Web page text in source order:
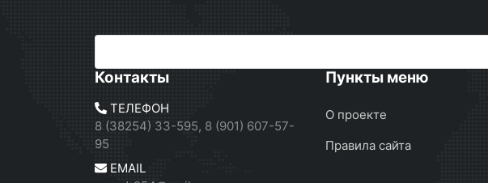
Контакты
ТЕЛЕФОН
8 (38254) 33-595, 8 (901) 607-57-
95
EMAIL
Пункты меню
О проекте
Правила сайта